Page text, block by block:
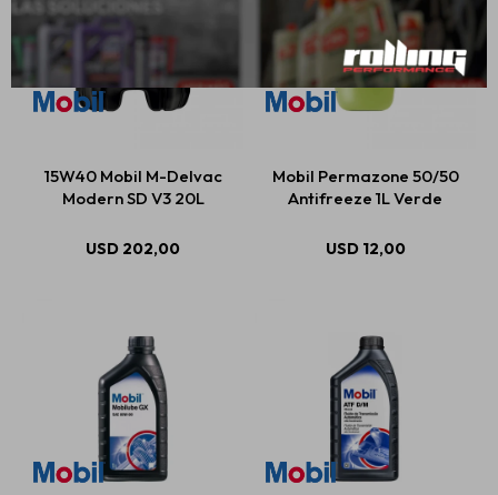
15W40 Mobil M-Delvac
Modern SD V3 20L
USD 202,00
Mobil Permazone 50/50
Antifreeze 1L Verde
USD 12,00